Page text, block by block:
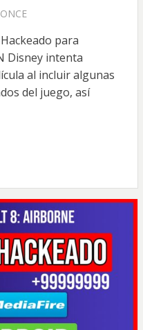
para
Disney intenta
al incluir algunas
del juego, así